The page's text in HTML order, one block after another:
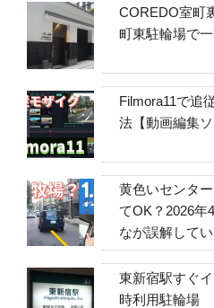
COREDO室町
町東駐輪場で
Filmora11で追
法【動画編集
黄色いセンタ
てOK？2026年
なが誤解して
東新宿駅すぐ
時利用駐輪場